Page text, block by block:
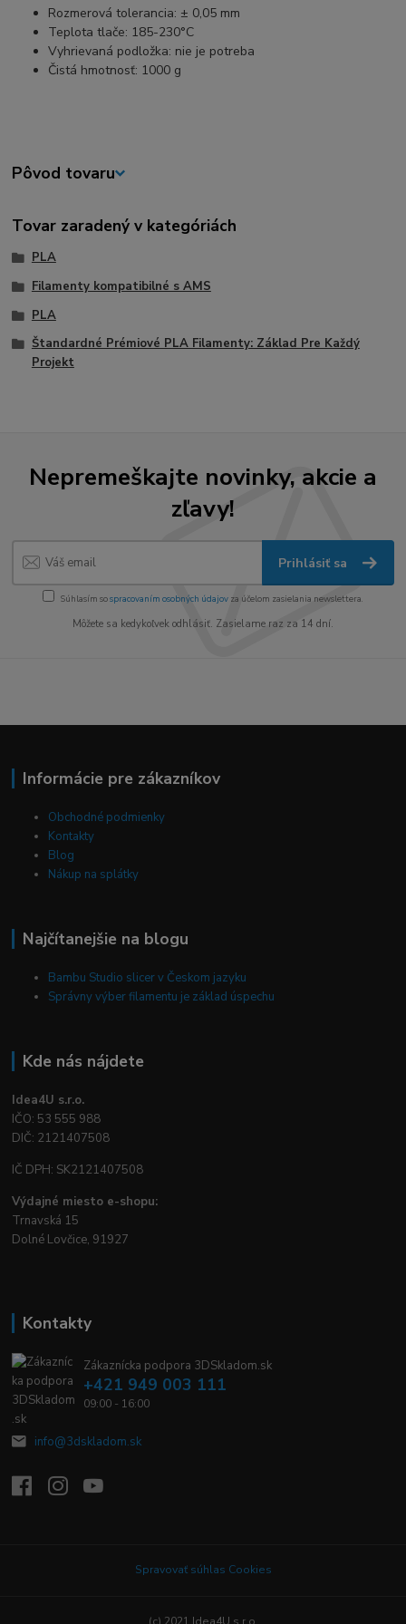
Rozmerová tolerancia: ± 0,05 mm
Teplota tlače: 185-230°C
Vyhrievaná podložka: nie je potreba
Čistá hmotnosť: 1000 g
Pôvod tovaru
Tovar zaradený v kategóriách
PLA
Filamenty kompatibilné s AMS
PLA
Štandardné Prémiové PLA Filamenty: Základ Pre Každý
Projekt
Nepremeškajte novinky, akcie a
zľavy!
Prihlásiť sa
Súhlasím sospracovaním osobných údajov za účelom zasielania newslettera.
Môžete sa kedykoľvek odhlásiť. Zasielame raz za 14 dní.
Informácie pre zákazníkov
Obchodné podmienky
Kontakty
Blog
Nákup na splátky
Najčítanejšie na blogu
Bambu Studio slicer v Českom jazyku
Správny výber filamentu je základ úspechu
Kde nás nájdete
Idea4U s.r.o.
IČO: 53 555 988
DIČ: 2121407508
IČ DPH: SK2121407508
Výdajné miesto e-shopu:
Trnavská 15
Dolné Lovčice, 91927
Kontakty
Zákaznícka podpora 3DSkladom.sk
+421 949 003 111
09:00 - 16:00
info@3dskladom.sk
Spravovať súhlas Cookies